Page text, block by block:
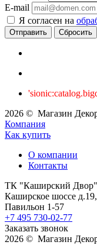
E-mail
Я согласен на
Сбросить
2026 © Магазин
Компания
Как купить
О компании
Контакты
ТК "Каширский
Каширское шоссе
Павильон 1-57
+7 495 730-02-77
Заказать звонок
2026 © Магазин